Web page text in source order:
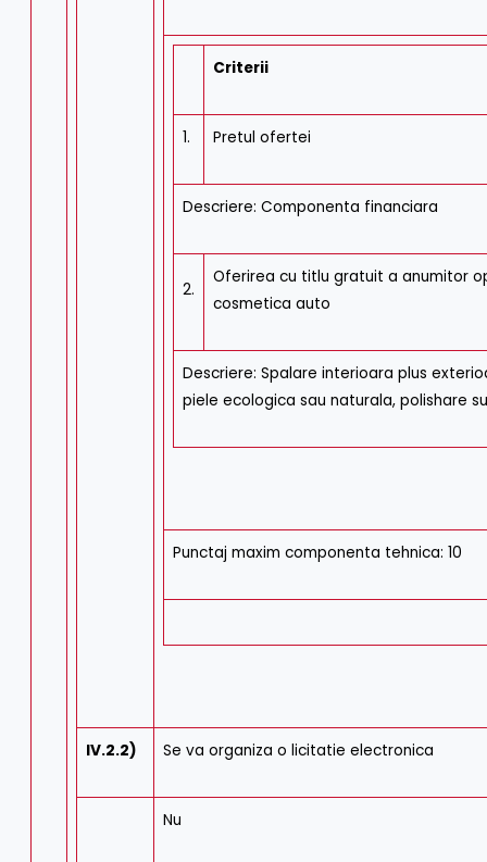
Criterii
1. Pretul ofertei
Descriere: Componenta financiara
2.
Oferirea cu titlu gratuit a anumitor
cosmetica auto
Descriere: Spalare interioara plus
piele ecologica sau naturala, polishare
Punctaj maxim componenta tehnica: 10
IV.2.2) Se va organiza o licitatie electronica
Nu